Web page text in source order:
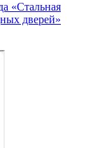
«Стальная
дверей»